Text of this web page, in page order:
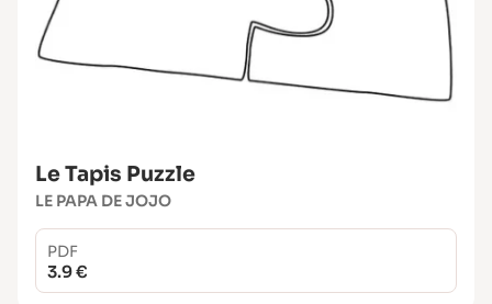
Le Tapis Puzzle
LE PAPA DE JOJO
PDF
3.9 €